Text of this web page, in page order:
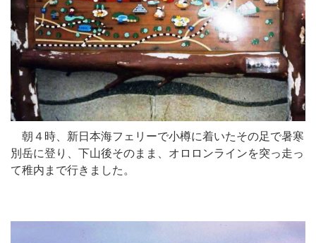
朝４時、新日本海フェリーで小樽に着いたその足で暑寒
別岳に登り、下山後そのまま、オロロンラインを突っ走っ
て稚内まで行きました。